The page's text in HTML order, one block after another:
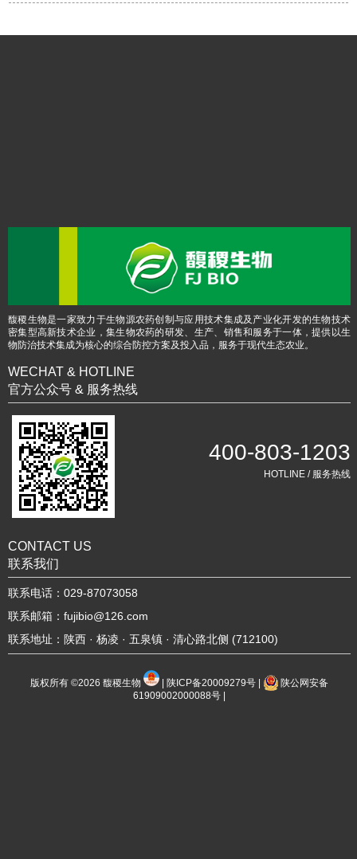
馥稷生物是一家致力于生物源农药创制与应用技术集成及产业化开发的生物技术
密集型高新技术企业，集生物农药的研发、生产、销售和服务于一体，提供以生
物防治技术集成为核心的综合防控方案及投入品，服务于现代生态农业。
WECHAT & HOTLINE
官方公众号 & 服务热线
400-803-1203
HOTLINE / 服务热线
CONTACT US
联系我们
联系电话：029-87073058
联系邮箱：fujibio@126.com
联系地址：陕西 · 杨凌 · 五泉镇 · 清心路北侧 (712100)
版权所有 ©2026馥稷生物 陕ICP备20009279号
陕公网安备
61909002000088号